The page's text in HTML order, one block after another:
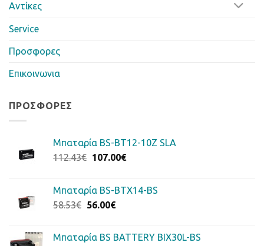
Αντίκες
Service
Προσφορες
Επικοινωνια
ΠΡΟΣΦΟΡΈΣ
Μπαταρία BS-BT12-10Z SLA
112.43€ Original
112.43€.
107.00€Η
είναι:
Μπαταρία BS-BTX14-BS
58.53€ Original
58.53€.
56.00€Η
είναι:
Μπαταρία BS BATTERY BIX30L-BS